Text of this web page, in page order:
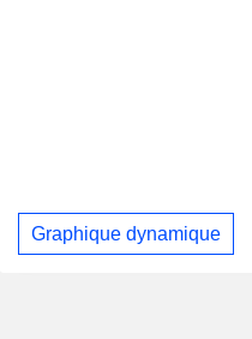
Graphique dynamique